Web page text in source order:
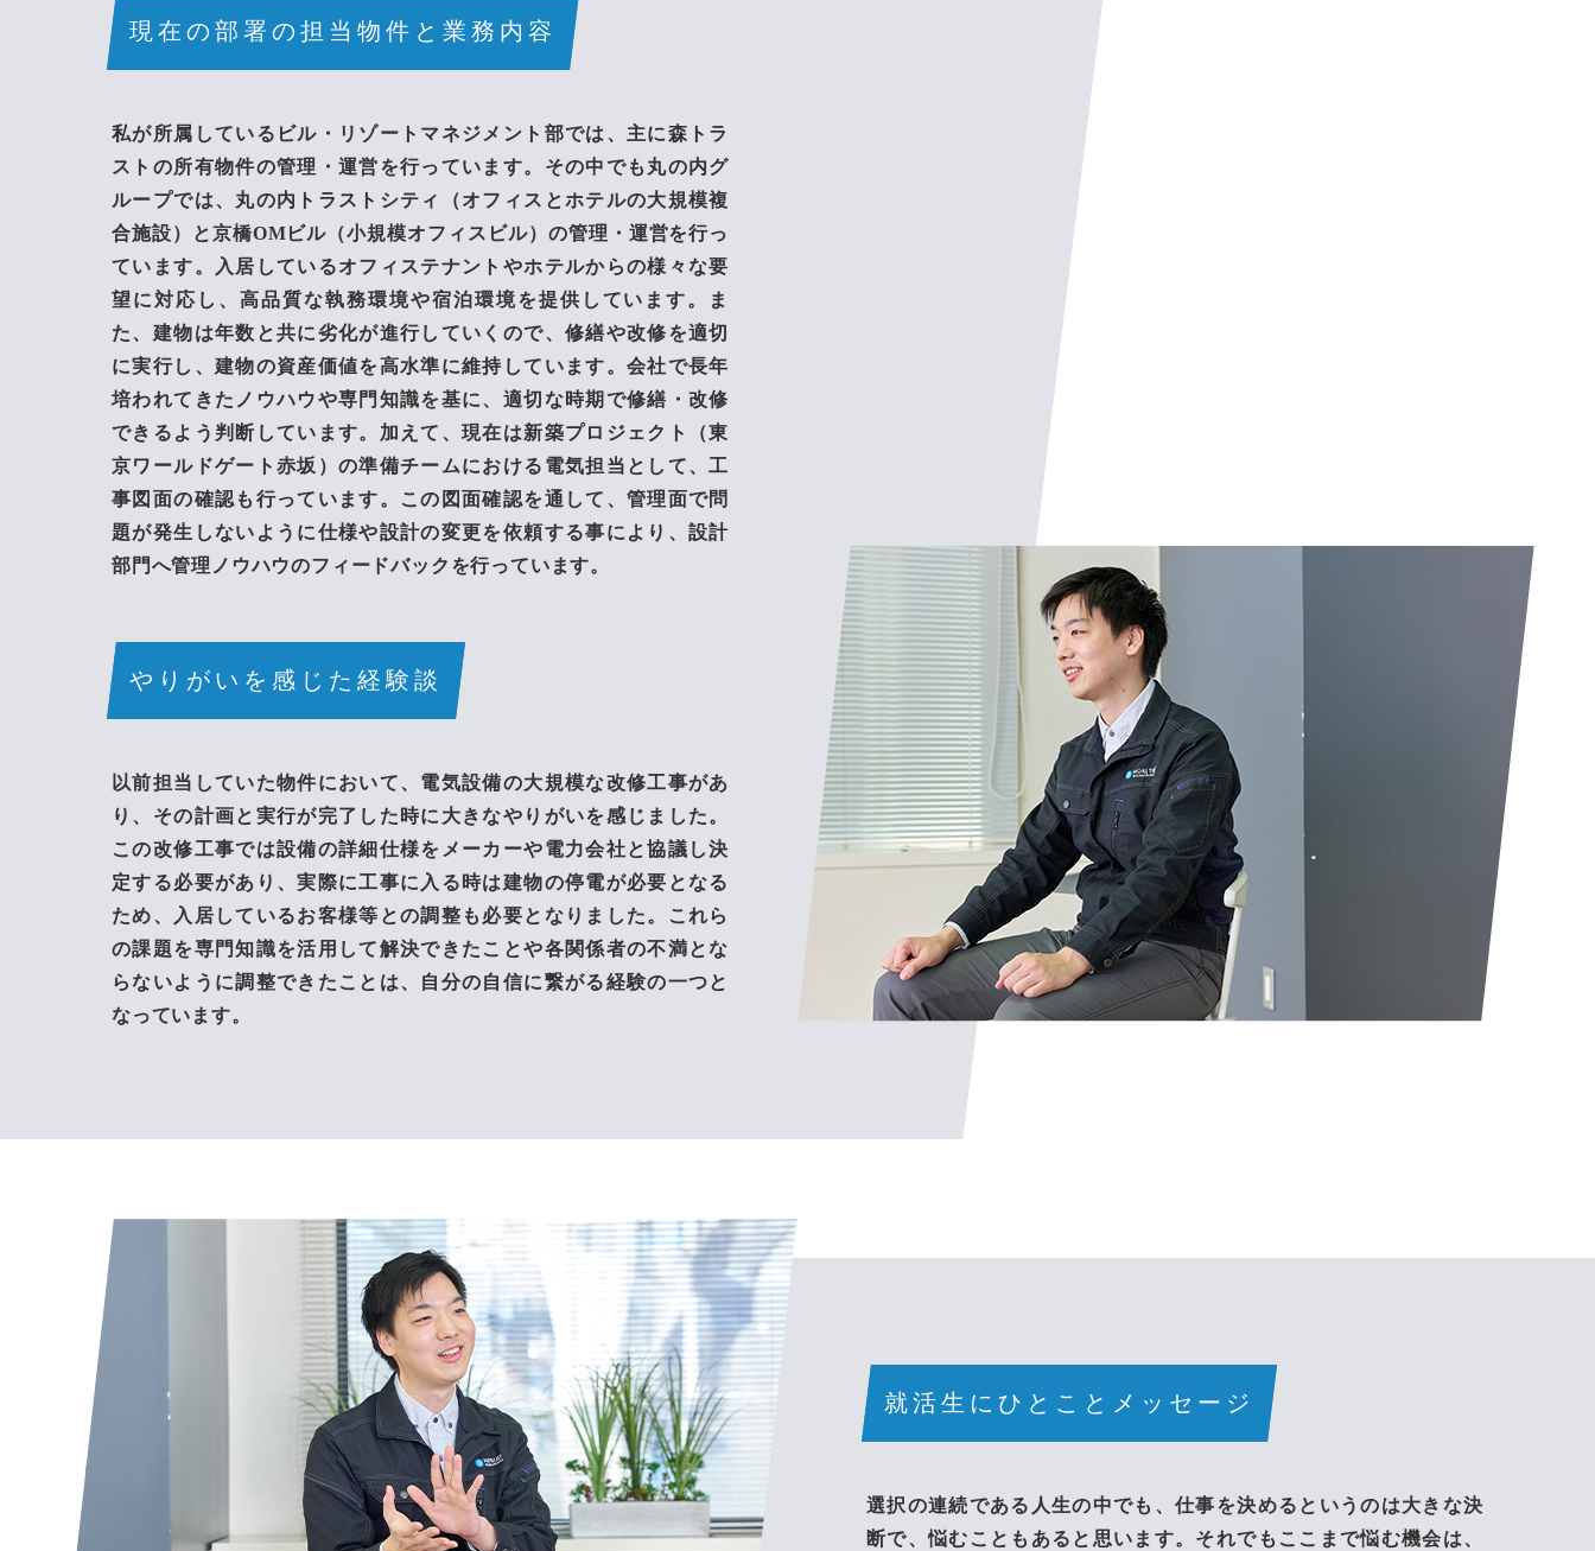
2027年卒
現在の部署の担当物件と業務内容
私が所属しているビル・リゾートマネジメント部では、主に森トラ
ストの所有物件の管理・運営を行っています。その中でも丸の内グ
ループでは、丸の内トラストシティ（オフィスとホテルの大規模複
合施設）と京橋OMビル（小規模オフィスビル）の管理・運営を行っ
ています。入居しているオフィステナントやホテルからの様々な要
望に対応し、高品質な執務環境や宿泊環境を提供しています。ま
た、建物は年数と共に劣化が進行していくので、修繕や改修を適切
に実行し、建物の資産価値を高水準に維持しています。会社で長年
培われてきたノウハウや専門知識を基に、適切な時期で修繕・改修
できるよう判断しています。加えて、現在は新築プロジェクト（東
京ワールドゲート赤坂）の準備チームにおける電気担当として、工
事図面の確認も行っています。この図面確認を通して、管理面で問
題が発生しないように仕様や設計の変更を依頼する事により、設計
部門へ管理ノウハウのフィードバックを行っています。
やりがいを感じた経験談
以前担当していた物件において、電気設備の大規模な改修工事があ
り、その計画と実行が完了した時に大きなやりがいを感じました。
この改修工事では設備の詳細仕様をメーカーや電力会社と協議し決
定する必要があり、実際に工事に入る時は建物の停電が必要となる
ため、入居しているお客様等との調整も必要となりました。これら
の課題を専門知識を活用して解決できたことや各関係者の不満とな
らないように調整できたことは、自分の自信に繋がる経験の一つと
なっています。
就活生にひとことメッセージ
選択の連続である人生の中でも、仕事を決めるというのは大きな決
断で、悩むこともあると思います。それでもここまで悩む機会は、